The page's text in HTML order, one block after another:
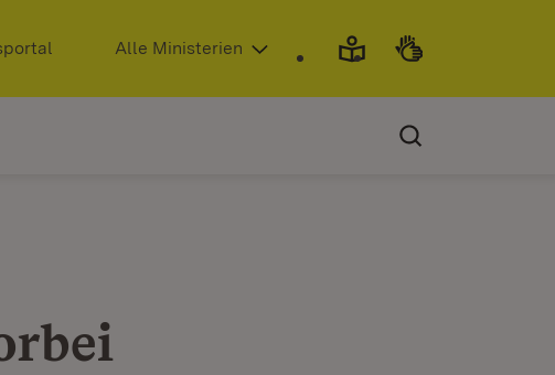
(Öffnet in neuem Fenster)
Alle Ministerien